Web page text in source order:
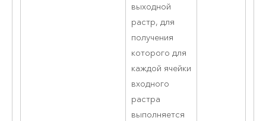
выходной
растр, для
получения
которого для
каждой ячейки
входного
растра
выполняется